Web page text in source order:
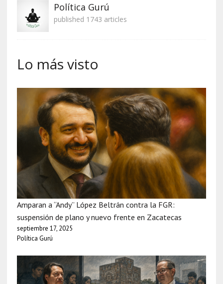
Política Gurú
published 1743 articles
Lo más visto
Amparan a “Andy” López Beltrán contra la FGR:
suspensión de plano y nuevo frente en Zacatecas
septiembre 17, 2025
Política Gurú